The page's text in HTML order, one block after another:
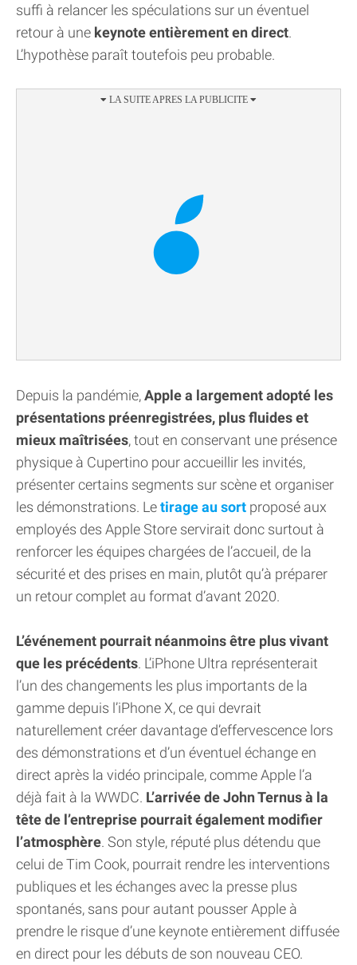
suffi à relancer les spéculations sur un éventuel
retour à une keynote entièrement en direct.
L’hypothèse paraît toutefois peu probable.
Depuis la pandémie,Apple a largement adopté les
présentations préenregistrées, plus fluides et
mieux maîtrisées, tout en conservant une présence
physique à Cupertino pour accueillir les invités,
présenter certains segments sur scène et organiser
les démonstrations. Letirage au sort proposé aux
employés des Apple Store servirait donc surtout à
renforcer les équipes chargées de l’accueil, de la
sécurité et des prises en main, plutôt qu’à préparer
un retour complet au format d’avant 2020.
L’événement pourrait néanmoins être plus vivant
que les précédents. L’iPhone Ultra représenterait
l’un des changements les plus importants de la
gamme depuis l’iPhone X, ce qui devrait
naturellement créer davantage d’effervescence lors
des démonstrations et d’un éventuel échange en
direct après la vidéo principale, comme Apple l’a
déjà fait à la WWDC. L’arrivée de John Ternus à la
tête de l’entreprise pourrait également modifier
l’atmosphère. Son style, réputé plus détendu que
celui de Tim Cook, pourrait rendre les interventions
publiques et les échanges avec la presse plus
spontanés, sans pour autant pousser Apple à
prendre le risque d’une keynote entièrement diffusée
en direct pour les débuts de son nouveau CEO.